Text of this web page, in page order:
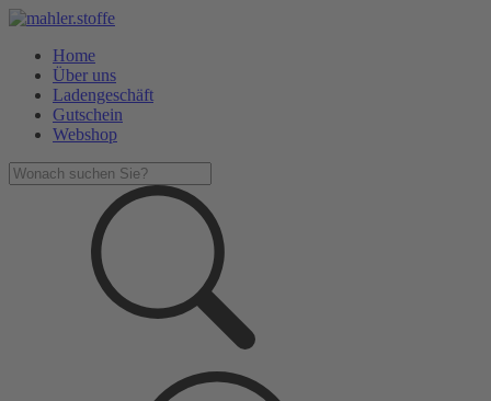
Home
Über uns
Ladengeschäft
Gutschein
Webshop